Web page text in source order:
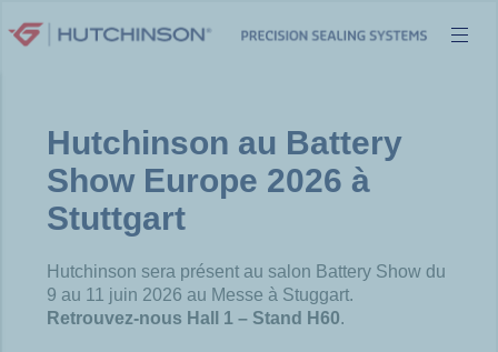
au
Hutchinson au Battery
Show Europe 2026 à
Stuttgart
Hutchinson sera présent au salon Battery Show du
9 au 11 juin 2026 au Messe à Stuggart.
Retrouvez-nous Hall 1 – Stand H60.